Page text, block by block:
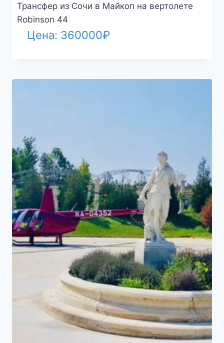
Трансфер из Сочи в Майкоп на вертолете
Robinson 44
Цена: 360000₽